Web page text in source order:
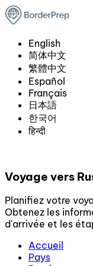
English
简体中文
繁體中文
Español
Français
日本語
한국어
हिन्दी
Voyage vers
Planifiez votre
Obtenez les
d'arrivée et les
Accueil
Pays